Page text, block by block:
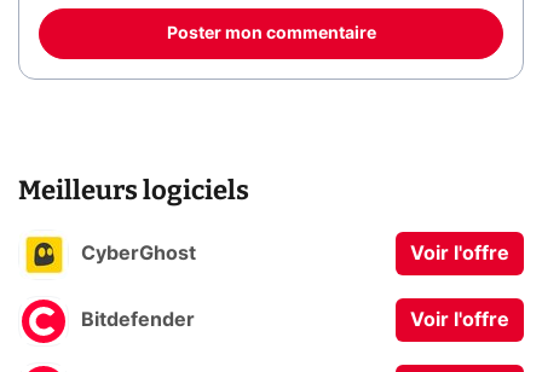
Poster mon commentaire
Meilleurs logiciels
CyberGhost Voir l'offre
Bitdefender Voir l'offre